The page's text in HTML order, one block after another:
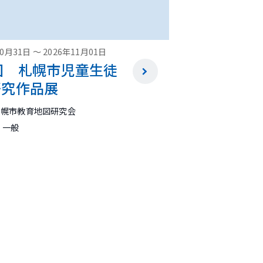
月31日 ～2026年11月01日
札幌市児童生徒
作品展
市教育地図研究会
一般